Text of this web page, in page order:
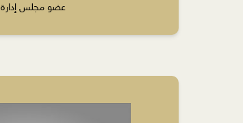
عضو مجلس إدارة